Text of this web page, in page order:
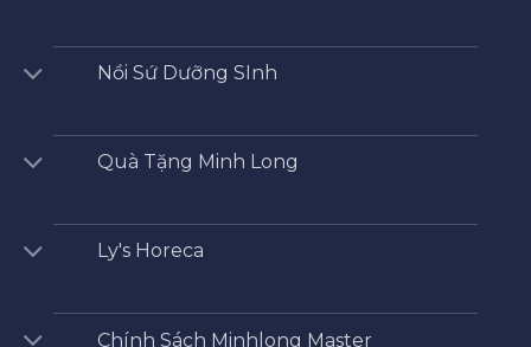
Nồi Sứ Dưỡng SInh
Quà Tặng Minh Long
Ly's Horeca
Chính Sách Minhlong Master